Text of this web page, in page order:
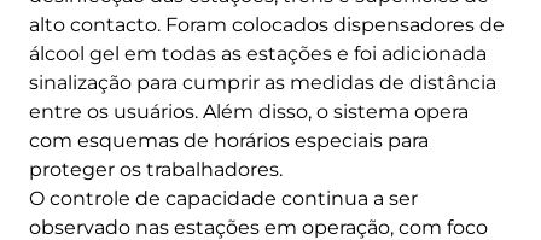
alto contacto. Foram colocados dispensadores de
álcool gel em todas as estações e foi adicionada
sinalização para cumprir as medidas de distância
entre os usuários. Além disso, o sistema opera
com esquemas de horários especiais para
proteger os trabalhadores.
O controle de capacidade continua a ser
observado nas estações em operação, com foco